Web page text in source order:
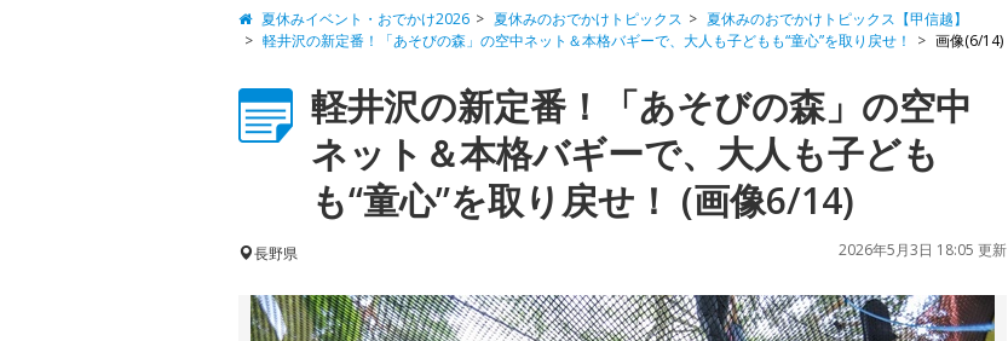
夏休みイベント・おでかけ2026 夏休みのおでかけトピックス
夏休みのおでかけトピックス【甲信越】
軽井沢の新定番！「あそびの森」の空中ネット＆本格バギーで、大人も子どもも“童心”を取り戻せ！
画像(6/14)
軽井沢の新定番！「あそびの森」の空中
ネット＆本格バギーで、大人も子ども
も“童心”を取り戻せ！ (画像6/14)
長野県 2026年5月3日 18:05 更新